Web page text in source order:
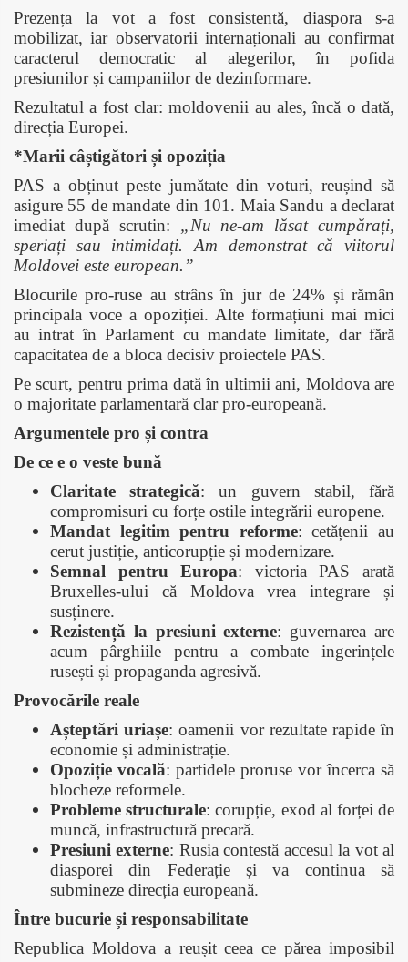
Prezența la vot a fost consistentă, diaspora s-a
mobilizat, iar observatorii internaționali au confirmat
caracterul democratic al alegerilor, în pofida
presiunilor și campaniilor de dezinformare.
Rezultatul a fost clar: moldovenii au ales, încă o dată,
direcția Europei.
*Marii câștigători și opoziția
PAS a obținut peste jumătate din voturi, reușind să
asigure 55 de mandate din 101. Maia Sandu a declarat
imediat după scrutin: „Nu ne-am lăsat cumpărați,
speriați sau intimidați. Am demonstrat că viitorul
Moldovei este european.”
Blocurile pro-ruse au strâns în jur de 24% și rămân
principala voce a opoziției. Alte formațiuni mai mici
au intrat în Parlament cu mandate limitate, dar fără
capacitatea de a bloca decisiv proiectele PAS.
Pe scurt, pentru prima dată în ultimii ani, Moldova are
o majoritate parlamentară clar pro-europeană.
Argumentele pro și contra
De ce e o veste bună
Claritate strategică: un guvern stabil, fără
compromisuri cu forțe ostile integrării europene.
Mandat legitim pentru reforme: cetățenii au
cerut justiție, anticorupție și modernizare.
Semnal pentru Europa: victoria PAS arată
Bruxelles-ului că Moldova vrea integrare și
susținere.
Rezistență la presiuni externe: guvernarea are
acum pârghiile pentru a combate ingerințele
rusești și propaganda agresivă.
Provocările reale
Așteptări uriașe: oamenii vor rezultate rapide în
economie și administrație.
Opoziție vocală: partidele proruse vor încerca să
blocheze reformele.
Probleme structurale: corupție, exod al forței de
muncă, infrastructură precară.
Presiuni externe: Rusia contestă accesul la vot al
diasporei din Federație și va continua să
submineze direcția europeană.
Între bucurie și responsabilitate
Republica Moldova a reușit ceea ce părea imposibil